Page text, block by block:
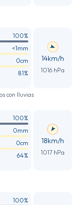
100%
<1mm
0cm
81%
14km/h
1016 hPa
con lluvias
100%
0mm
0cm
64%
18km/h
1017 hPa
100%